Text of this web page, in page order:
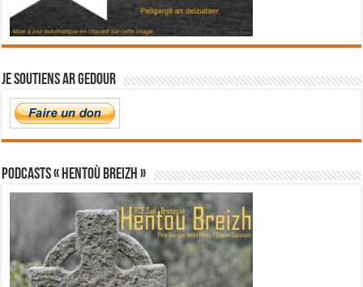
Je soutiens Ar Gedour
PODCASTS « Hentoù Breizh »